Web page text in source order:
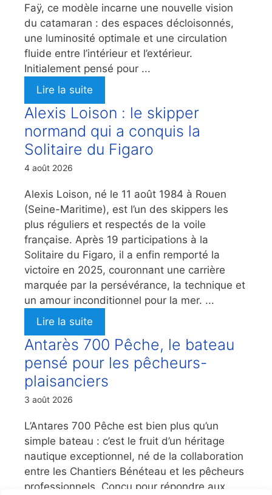
Faÿ, ce modèle incarne une nouvelle vision
du catamaran : des espaces décloisonnés,
une luminosité optimale et une circulation
fluide entre l’intérieur et l’extérieur.
Initialement pensé pour ...
Lire la suite
Alexis Loison : le skipper
normand qui a conquis la
Solitaire du Figaro
4 août 2026
Alexis Loison, né le 11 août 1984 à Rouen
(Seine-Maritime), est l’un des skippers les
plus réguliers et respectés de la voile
française. Après 19 participations à la
Solitaire du Figaro, il a enfin remporté la
victoire en 2025, couronnant une carrière
marquée par la persévérance, la technique et
un amour inconditionnel pour la mer. ...
Lire la suite
Antarès 700 Pêche, le bateau
pensé pour les pêcheurs-
plaisanciers
3 août 2026
L’Antares 700 Pêche est bien plus qu’un
simple bateau : c’est le fruit d’un héritage
nautique exceptionnel, né de la collaboration
entre les Chantiers Bénéteau et les pêcheurs
professionnels. Conçu pour répondre aux